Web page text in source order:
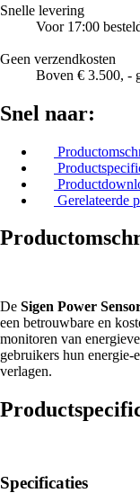
Snelle levering
Voor 17:00
Geen verzendkosten
Boven € 3.500, -
Snel naar:
Gerelateerde
De Sigen Power
een betrouwbare en
monitoren van
gebruikers hun energie-
verlagen.
Specificaties